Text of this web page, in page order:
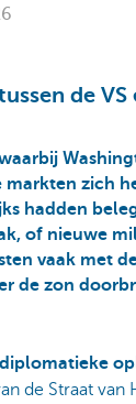
de
zich
hadden
of nieuwe
vaak met
de zon
de Straat van